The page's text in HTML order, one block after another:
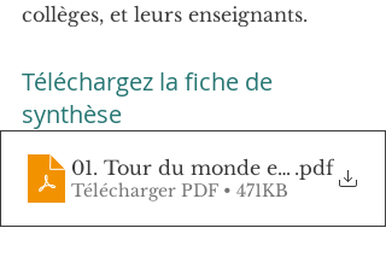
collèges, et leurs enseignants.
Téléchargez la fiche de
synthèse
01. Tour du monde en .pdf
Télécharger PDF • 471KB